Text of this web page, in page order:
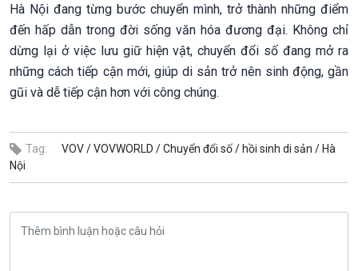
Hà Nội đang từng bước chuyển mình, trở thành những điểm
đến hấp dẫn trong đời sống văn hóa đương đại. Không chỉ
dừng lại ở việc lưu giữ hiện vật, chuyển đổi số đang mở ra
những cách tiếp cận mới, giúp di sản trở nên sinh động, gần
gũi và dễ tiếp cận hơn với công chúng.
Tag: VOV /VOVWORLD /Chuyển đổi số /hồi sinh di sản /Hà
Nội